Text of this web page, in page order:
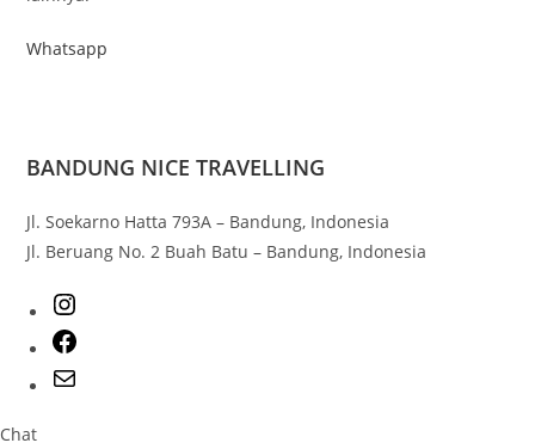
Whatsapp
BANDUNG NICE TRAVELLING
Jl. Soekarno Hatta 793A – Bandung, Indonesia
Jl. Beruang No. 2 Buah Batu – Bandung, Indonesia
Chat